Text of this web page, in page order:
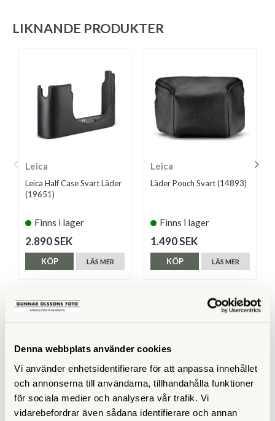
Denna webbplats använder cookies
Vi använder enhetsidentifierare för att anpassa innehållet
och annonserna till användarna, tillhandahålla funktioner
för sociala medier och analysera vår trafik. Vi
vidarebefordrar även sådana identifierare och annan
LIKNANDE PRODUKTER
Leica
Leica Half Case Svart Läder
(19651)
Finns i lager
2.890 SEK
LÄS MER
KÖP
Leica
Läder Pouch Svart (14893)
Finns i lager
1.490 SEK
LÄS MER
KÖP